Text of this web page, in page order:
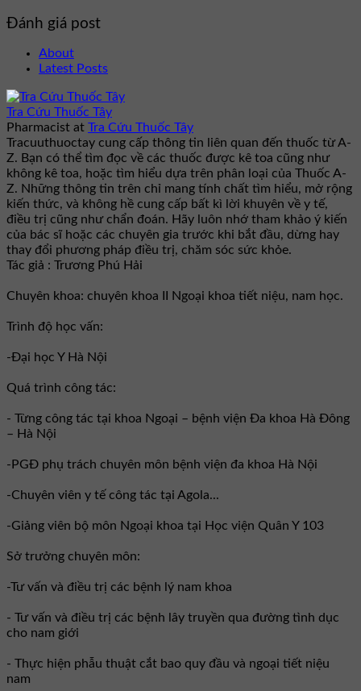
Đánh giá post
About
Latest Posts
Tra Cứu Thuốc Tây
Pharmacist at Tra Cứu Thuốc Tây
Tracuuthuoctay cung cấp thông tin liên quan đến thuốc từ A-
Z. Bạn có thể tìm đọc về các thuốc được kê toa cũng như
không kê toa, hoặc tìm hiểu dựa trên phân loại của Thuốc A-
Z. Những thông tin trên chỉ mang tính chất tìm hiểu, mở rộng
kiến thức, và không hề cung cấp bất kì lời khuyên về y tế,
điều trị cũng như chẩn đoán. Hãy luôn nhớ tham khảo ý kiến
của bác sĩ hoặc các chuyên gia trước khi bắt đầu, dừng hay
thay đổi phương pháp điều trị, chăm sóc sức khỏe.
Tác giả : Trương Phú Hải
Chuyên khoa: chuyên khoa II Ngoại khoa tiết niệu, nam học.
Trình độ học vấn:
-Đại học Y Hà Nội
Quá trình công tác:
- Từng công tác tại khoa Ngoại – bệnh viện Đa khoa Hà Đông
– Hà Nội
-PGĐ phụ trách chuyên môn bệnh viện đa khoa Hà Nội
-Chuyên viên y tế công tác tại Agola...
-Giảng viên bộ môn Ngoại khoa tại Học viện Quân Y 103
Sở trưởng chuyên môn:
-Tư vấn và điều trị các bệnh lý nam khoa
- Tư vấn và điều trị các bệnh lây truyền qua đường tình dục
cho nam giới
- Thực hiện phẫu thuật cắt bao quy đầu và ngoại tiết niệu
nam